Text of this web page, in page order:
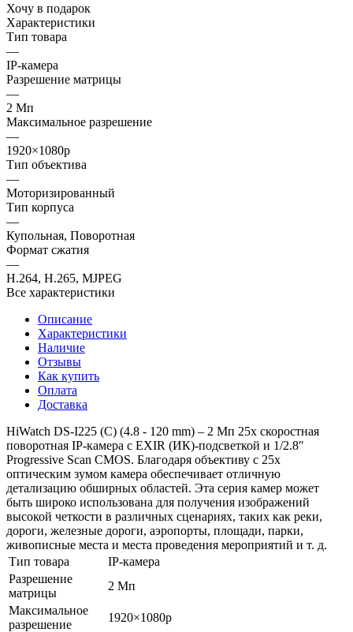
Хочу в подарок
Характеристики
Тип товара
—
IP-камера
Разрешение матрицы
—
2 Мп
Максимальное разрешение
—
1920×1080p
Тип объектива
—
Моторизированный
Тип корпуса
—
Купольная, Поворотная
Формат сжатия
—
H.264, H.265, MJPEG
Все характеристики
Описание
Характеристики
Наличие
Отзывы
Как купить
Оплата
Доставка
HiWatch DS-I225 (C) (4.8 - 120 mm) – 2 Мп 25x скоростная
поворотная IP-камера с EXIR (ИК)-подсветкой и 1/2.8″
Progressive Scan CMOS. Благодаря объективу с 25x
оптическим зумом камера обеспечивает отличную
детализацию обширных областей. Эта серия камер может
быть широко использована для получения изображений
высокой четкости в различных сценариях, таких как реки,
дороги, железные дороги, аэропорты, площади, парки,
живописные места и места проведения мероприятий и т. д.
Тип товара
IP-камера
Разрешение
матрицы
2 Мп
Максимальное
разрешение
1920×1080p